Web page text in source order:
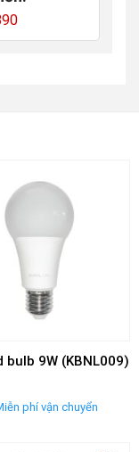
bulb 9W (KBNL009)